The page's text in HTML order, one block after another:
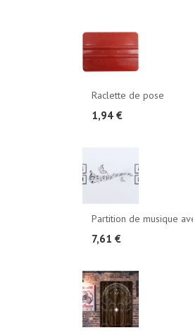
Raclette de pose
1,94 €
Partition de musique
7,61 €